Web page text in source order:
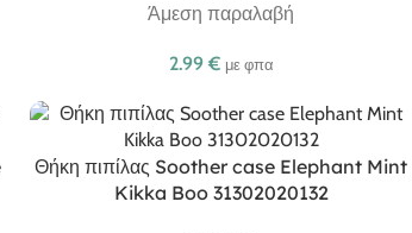
Άμεση παραλαβή
2.99 € με φπα
Θήκη πιπίλας Soother case Elephant Mint
Kikka Boo 31302020132